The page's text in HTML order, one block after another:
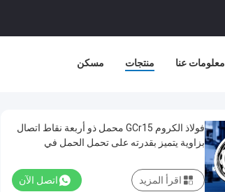
مسكن منتجات معلومات عنا
فولاذ الكروم GCr15 محمل ذو أربعة نقاط اتصال
بزاوية يتميز بقدرته على تحمل الحمل في
اتصل الآن اقرأ المزيد